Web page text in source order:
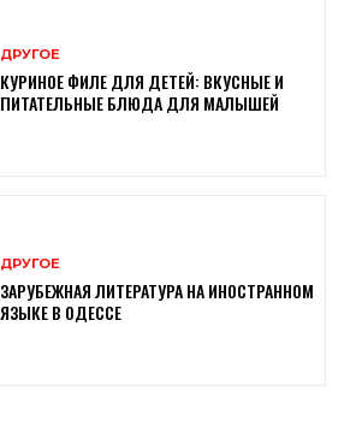
ДРУГОЕ
КУРИНОЕ ФИЛЕ ДЛЯ ДЕТЕЙ: ВКУСНЫЕ И
ПИТАТЕЛЬНЫЕ БЛЮДА ДЛЯ МАЛЫШЕЙ
ДРУГОЕ
ЗАРУБЕЖНАЯ ЛИТЕРАТУРА НА ИНОСТРАННОМ
ЯЗЫКЕ В ОДЕССЕ